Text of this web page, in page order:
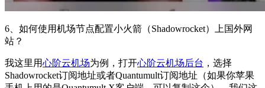
6、如何使用机场节点配置小火箭（Shadowrocket）上国外网
站？
我这里用心阶云机场为例，打开心阶云机场后台 ，选择
Shadowrocket订阅地址或者Quantumult订阅地址（如果你苹果